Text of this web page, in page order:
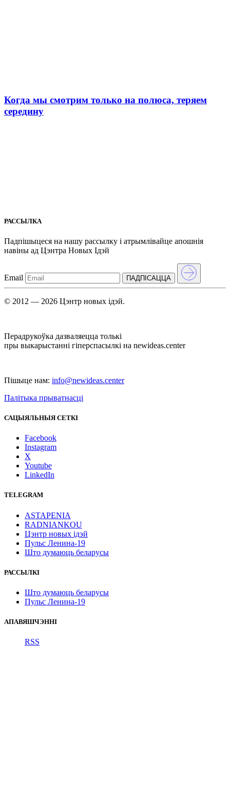
Когда мы смотрим только на полюса, теряем
середину
РАССЫЛКА
Падпішыцеся на нашу рассылкy і атрымлівайце апошнія
навіны ад Цэнтра Новых Iдэй
Email ПАДПIСАЦЦА
© 2012 — 2026 Цэнтр новых ідэй.
Перадрукоўка дазваляецца толькі
пры выкарыстанні гіперспасылкі на newideas.center
Пішыце нам: info@newideas.center
Палітыка прыватнасці
САЦЫЯЛЬНЫЯ СЕТКІ
Facebook
Instagram
X
Youtube
LinkedIn
TELEGRAM
ASTAPENIA
RADNIANKOU
Цэнтр новых ідэй
Пульс Ленина-19
Што думаюць беларусы
РАССЫЛКІ
Што думаюць беларусы
Пульс Ленина-19
АПАВЯШЧЭННІ
RSS